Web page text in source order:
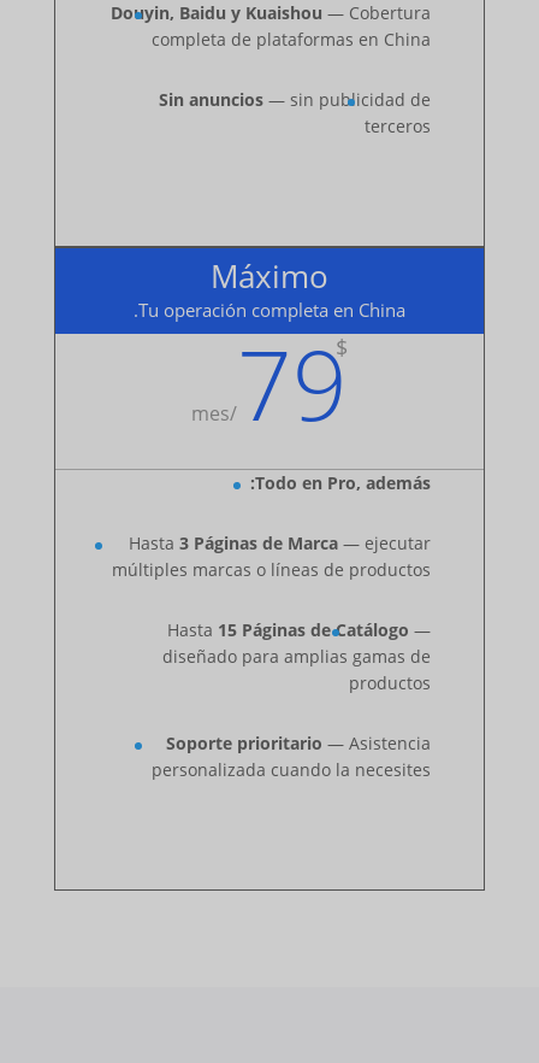
Douyin, Baidu y Kuaishou — Cobertura
completa de plataformas en China
Sin anuncios — sin publicidad de
terceros
Máximo
Tu operación completa en China.
$
79
/
mes
Todo en Pro, además:
Hasta3 Páginas de Marca — ejecutar
múltiples marcas o líneas de productos
Hasta 15 Páginas de Catálogo —
diseñado para amplias gamas de
productos
Soporte prioritario — Asistencia
personalizada cuando la necesites